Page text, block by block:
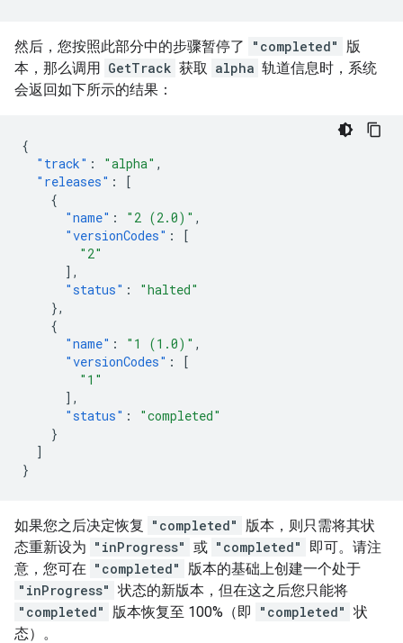
然后，您按照此部分中的步骤暂停了 "completed"
版
本，那么调用 GetTrack 获取 alpha 轨道信息时，系统
会返回如下所示的结果：
{
"track" : "alpha" ,
"releases" :
[
{
"name" : "2 (2.0)" ,
"versionCodes" :
[
"2"
],
"status" :
"halted"
},
{
"name" : "1 (1.0)" ,
"versionCodes" :
[
"1"
],
"status" :
"completed"
}
]
}
如果您之后决定恢复 "completed"
版本，则只需将其状
态重新设为 "inProgress" 或 "completed"
即可。请注
意，您可在 "completed"
版本的基础上创建一个处于
"inProgress" 状态的新版本，但在这之后您只能将
"completed"
版本恢复至 100%（即 "completed" 状
态）。